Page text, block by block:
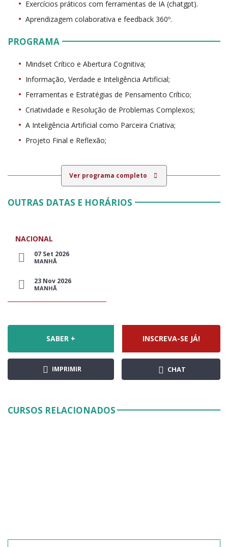
Exercícios práticos com ferramentas de IA (chatgpt).
Aprendizagem colaborativa e feedback 360º.
PROGRAMA
Mindset Crítico e Abertura Cognitiva;
Informação, Verdade e Inteligência Artificial;
Ferramentas e Estratégias de Pensamento Crítico;
Criatividade e Resolução de Problemas Complexos;
A Inteligência Artificial como Parceira Criativa;
Projeto Final e Reflexão;
Ver programa completo
OUTRAS DATAS E HORÁRIOS
NACIONAL
07 Set 2026
MANHÃ
23 Nov 2026
MANHÃ
SABER + INSCREVA-SE JÁ!
IMPRIMIR CHAT
CURSOS RELACIONADOS